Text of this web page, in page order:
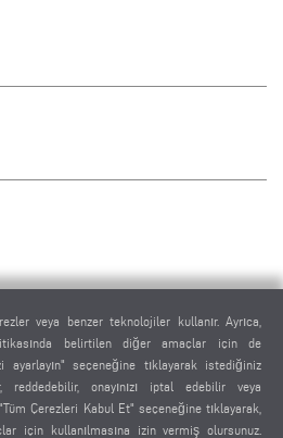
veya benzer teknolojiler kullanır. Ayrıca,
belirtilen diğer amaçlar için de
ayarlayın" seçeneğine tıklayarak istediğiniz
onayınızı iptal edebilir veya
Çerezleri Kabul Et" seçeneğine tıklayarak,
için kullanılmasına izin vermiş olursunuz.